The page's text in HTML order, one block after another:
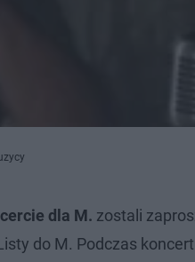
dla M. zostali
do M. Podczas